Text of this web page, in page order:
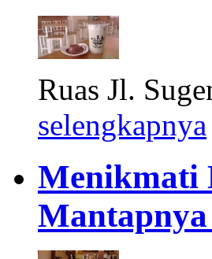
Ruas Jl.
selengkapnya
Menikmati
Mantapnya